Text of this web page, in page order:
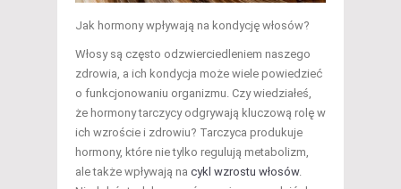
Jak hormony wpływają na kondycję włosów?
Włosy są często odzwierciedleniem naszego
zdrowia, a ich kondycja może wiele powiedzieć
o funkcjonowaniu organizmu. Czy wiedziałeś,
że hormony tarczycy odgrywają kluczową rolę w
ich wzroście i zdrowiu? Tarczyca produkuje
hormony, które nie tylko regulują metabolizm,
ale także wpływają na cykl wzrostu włosów.